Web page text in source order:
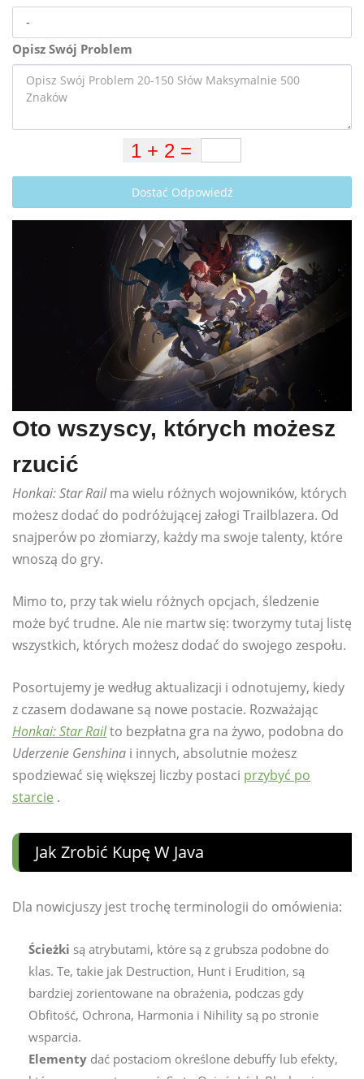
Opisz Swój Problem
Dostać Odpowiedź
Oto wszyscy, których możesz
rzucić
Honkai: Star Railma wielu różnych wojowników, których
możesz dodać do podróżującej załogi Trailblazera. Od
snajperów po złomiarzy, każdy ma swoje talenty, które
wnoszą do gry.
Mimo to, przy tak wielu różnych opcjach, śledzenie
może być trudne. Ale nie martw się: tworzymy tutaj listę
wszystkich, których możesz dodać do swojego zespołu.
Posortujemy je według aktualizacji i odnotujemy, kiedy
z czasem dodawane są nowe postacie. Rozważając
Honkai: Star Railto bezpłatna gra na żywo, podobna do
Uderzenie Genshina i innych, absolutnie możesz
spodziewać się większej liczby postaci przybyć po
starcie .
Jak Zrobić Kupę W Java
Dla nowicjuszy jest trochę terminologii do omówienia:
Ścieżki są atrybutami, które są z grubsza podobne do
klas. Te, takie jak Destruction, Hunt i Erudition, są
bardziej zorientowane na obrażenia, podczas gdy
Obfitość, Ochrona, Harmonia i Nihility są po stronie
wsparcia.
Elementy dać postaciom określone debuffy lub efekty,